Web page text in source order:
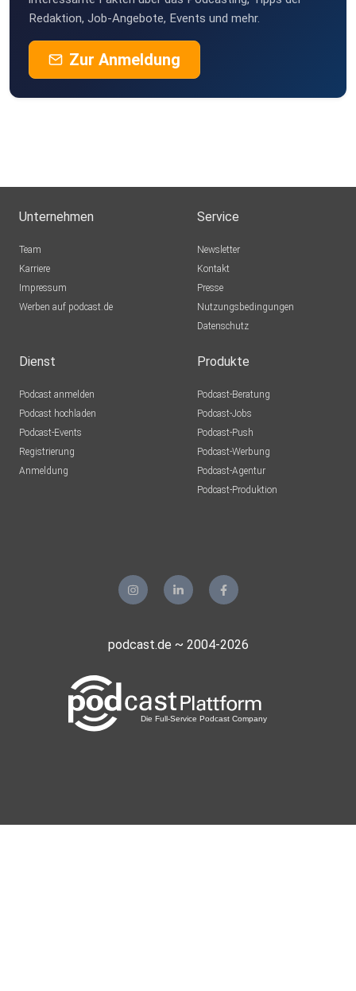
Redaktion, Job-Angebote, Events und mehr.
Zur Anmeldung
Unternehmen
Team
Karriere
Impressum
Werben auf podcast.de
Service
Newsletter
Kontakt
Presse
Nutzungsbedingungen
Datenschutz
Dienst
Podcast anmelden
Podcast hochladen
Podcast-Events
Registrierung
Anmeldung
Produkte
Podcast-Beratung
Podcast-Jobs
Podcast-Push
Podcast-Werbung
Podcast-Agentur
Podcast-Produktion
podcast.de ~ 2004-2026